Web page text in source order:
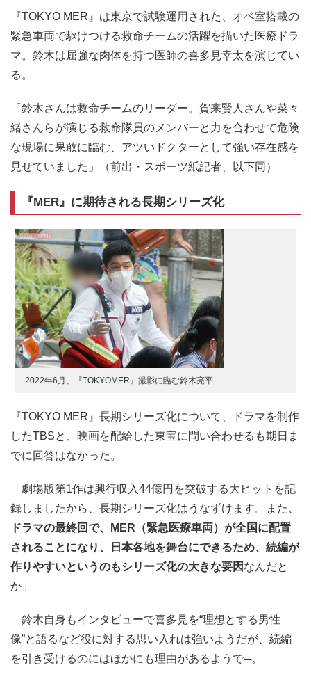
『TOKYO MER』は東京で試験運用された、オペ室搭載の
緊急車両で駆けつける救命チームの活躍を描いた医療ドラ
マ。鈴木は屈強な肉体を持つ医師の喜多見幸太を演じてい
る。
「鈴木さんは救命チームのリーダー。賀来賢人さんや菜々
緒さんらが演じる救命隊員のメンバーと力を合わせて危険
な現場に果敢に臨む、アツいドクターとして強い存在感を
見せていました」（前出・スポーツ紙記者、以下同）
『MER』に期待される長期シリーズ化
2022年6月、『TOKYOMER』撮影に臨む鈴木亮平
『TOKYO MER』長期シリーズ化について、ドラマを制作
したTBSと、映画を配給した東宝に問い合わせるも期日ま
でに回答はなかった。
「劇場版第1作は興行収入44億円を突破する大ヒットを記
録しましたから、長期シリーズ化はうなずけます。また、
ドラマの最終回で、MER（緊急医療車両）が全国に配置
されることになり、日本各地を舞台にできるため、続編が
作りやすいというのもシリーズ化の大きな要因 なんだと
か」
鈴木自身もインタビューで喜多見を“理想とする男性
像”と語るなど役に対する思い入れは強いようだが、続編
を引き受けるのにはほかにも理由があるようで─。